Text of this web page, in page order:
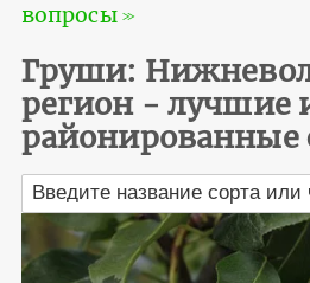
вопросы ≫
Груши:
регион - лучшие
районированные